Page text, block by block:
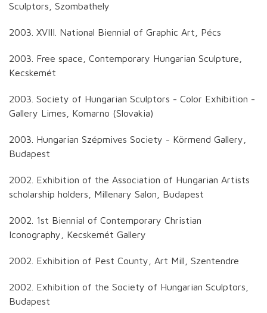
Sculptors, Szombathely
2003. XVIII. National Biennial of Graphic Art, Pécs
2003. Free space, Contemporary Hungarian Sculpture,
Kecskemét
2003. Society of Hungarian Sculptors - Color Exhibition -
Gallery Limes, Komarno (Slovakia)
2003. Hungarian Szépmives Society - Körmend Gallery,
Budapest
2002. Exhibition of the Association of Hungarian Artists
scholarship holders, Millenary Salon, Budapest
2002. 1st Biennial of Contemporary Christian
Iconography, Kecskemét Gallery
2002. Exhibition of Pest County, Art Mill, Szentendre
2002. Exhibition of the Society of Hungarian Sculptors,
Budapest